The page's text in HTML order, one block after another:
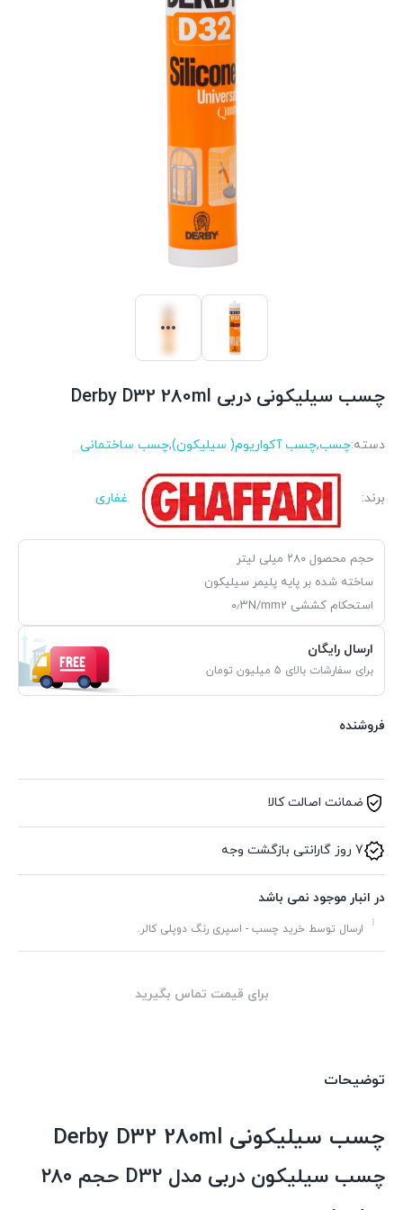
چسب سیلیکونی دربی Derby D32 280ml
دسته:چسب,چسب آکواریوم( سیلیکون),چسب ساختمانی
برند: غفاری
حجم محصول ۲۸۰ میلی لیتر
ساخته شده بر پایه پلیمر سیلیکون
استحکام کششی ۰٫۳N/mm2
ارسال رایگان
برای سفارشات بالای 5 میلیون تومان
فروشنده
ضمانت اصالت کالا
7 روز گارانتی بازگشت وجه
در انبار موجود نمی باشد
ارسال توسط خرید چسب - اسپری رنگ دوپلی کالر.
برای قیمت تماس بگیرید
توضیحات
چسب سیلیکونی Derby D32 280ml
چسب سیلیکون دربی مدل D32 حجم ۲۸۰